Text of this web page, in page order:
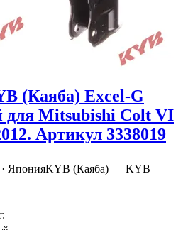
(Каяба) Excel-G
для Mitsubishi Colt VI
Артикул 3338019
ЯпонияKYB (Каяба) — KYB